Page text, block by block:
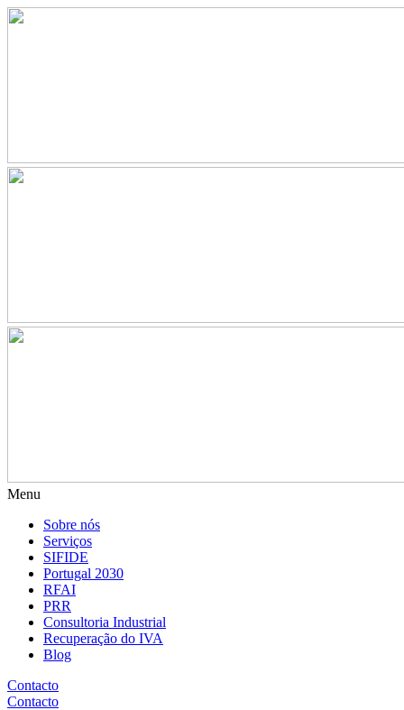
Menu
Sobre nós
Serviços
SIFIDE
Portugal 2030
RFAI
PRR
Consultoria Industrial
Recuperação do IVA
Blog
Contacto
Contacto